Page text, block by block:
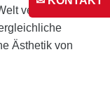
verleiht
Ästhetik von